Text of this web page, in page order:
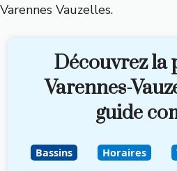
Varennes Vauzelles.
Découvrez la
Varennes-
guide
Bassins Horaires